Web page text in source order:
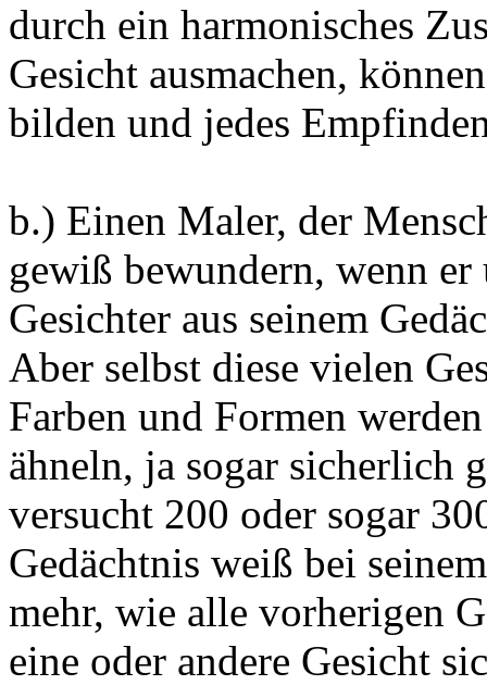
durch ein harmonisches
Gesicht ausmachen,
bilden und jedes
b.) Einen Maler, der
gewiß bewundern, wenn
Gesichter aus seinem
Aber selbst diese vielen
Farben und Formen
ähneln, ja sogar sicherlich
versucht 200 oder sogar
Gedächtnis weiß bei
mehr, wie alle vorherigen
eine oder andere Gesicht